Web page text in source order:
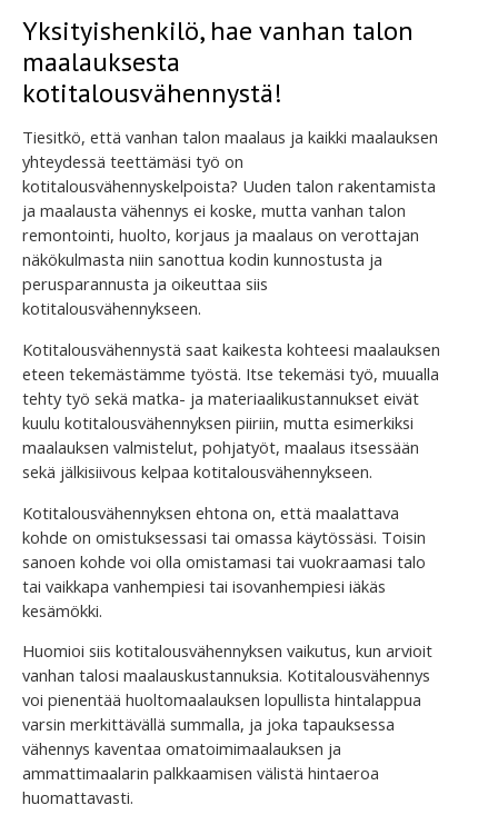
Yksityishenkilö, hae vanhan talon
maalauksesta
kotitalousvähennystä!
Tiesitkö, että vanhan talon maalaus ja kaikki maalauksen
yhteydessä teettämäsi työ on
kotitalousvähennyskelpoista? Uuden talon rakentamista
ja maalausta vähennys ei koske, mutta vanhan talon
remontointi, huolto, korjaus ja maalaus on verottajan
näkökulmasta niin sanottua kodin kunnostusta ja
perusparannusta ja oikeuttaa siis
kotitalousvähennykseen.
Kotitalousvähennystä saat kaikesta kohteesi maalauksen
eteen tekemästämme työstä. Itse tekemäsi työ, muualla
tehty työ sekä matka- ja materiaalikustannukset eivät
kuulu kotitalousvähennyksen piiriin, mutta esimerkiksi
maalauksen valmistelut, pohjatyöt, maalaus itsessään
sekä jälkisiivous kelpaa kotitalousvähennykseen.
Kotitalousvähennyksen ehtona on, että maalattava
kohde on omistuksessasi tai omassa käytössäsi. Toisin
sanoen kohde voi olla omistamasi tai vuokraamasi talo
tai vaikkapa vanhempiesi tai isovanhempiesi iäkäs
kesämökki.
Huomioi siis kotitalousvähennyksen vaikutus, kun arvioit
vanhan talosi maalauskustannuksia. Kotitalousvähennys
voi pienentää huoltomaalauksen lopullista hintalappua
varsin merkittävällä summalla, ja joka tapauksessa
vähennys kaventaa omatoimimaalauksen ja
ammattimaalarin palkkaamisen välistä hintaeroa
huomattavasti.